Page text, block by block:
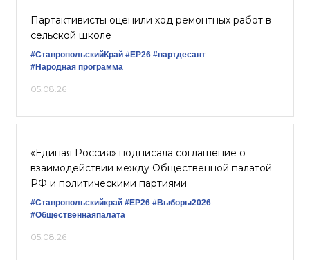
Партактивисты оценили ход ремонтных работ в
сельской школе
#СтавропольскийКрай #ЕР26 #партдесант
#Народная программа
05.08.26
«Единая Россия» подписала соглашение о
взаимодействии между Общественной палатой
РФ и политическими партиями
#Ставропольскийкрай #ЕР26 #Выборы2026
#Общественнаяпалата
05.08.26